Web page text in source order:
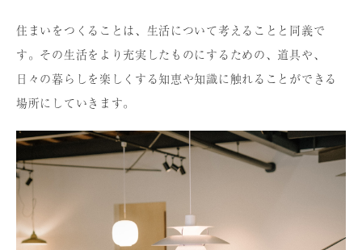
住まいをつくることは、⽣活について考えることと同義で
す。その⽣活をより充実したものにするための、道具や、
⽇々の暮らしを楽しくする知恵や知識に触れることができる
場所にしていきます。